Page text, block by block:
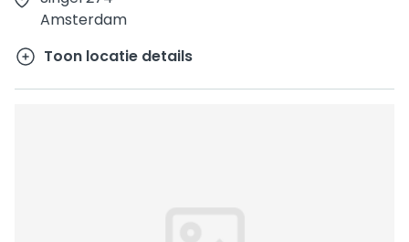
Amsterdam
Toon locatie details